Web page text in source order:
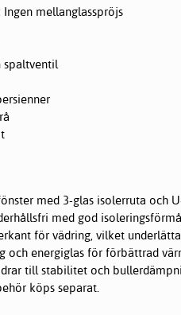
Ingen mellanglasspröjs
spaltventil
med 3-glas isolerruta och
med god
för vädring, vilket
och energiglas för förbättrad
till stabilitet och
köps separat.